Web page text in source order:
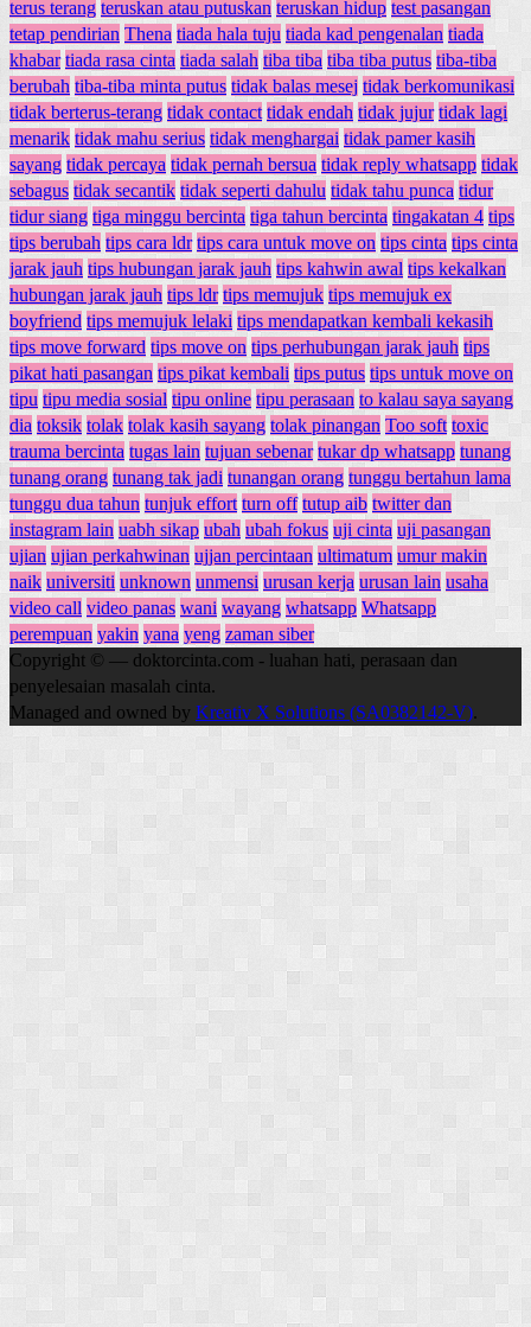
terus terang teruskan atau putuskan teruskan hidup test pasangan
tetap pendirian Thena tiada hala tuju tiada kad pengenalan tiada
khabar tiada rasa cinta tiada salah tiba tiba tiba tiba putus tiba-tiba
berubah tiba-tiba minta putus tidak balas mesej tidak berkomunikasi
tidak berterus-terang tidak contact tidak endah tidak jujur tidak lagi
menarik tidak mahu serius tidak menghargai tidak pamer kasih
sayang tidak percaya tidak pernah bersua tidak reply whatsapp tidak
sebagus tidak secantik tidak seperti dahulu tidak tahu punca tidur
tidur siang tiga minggu bercinta tiga tahun bercinta tingakatan 4 tips
tips berubah tips cara ldr tips cara untuk move on tips cinta tips cinta
jarak jauh tips hubungan jarak jauh tips kahwin awal tips kekalkan
hubungan jarak jauh tips ldr tips memujuk tips memujuk ex
boyfriend tips memujuk lelaki tips mendapatkan kembali kekasih
tips move forward tips move on tips perhubungan jarak jauh tips
pikat hati pasangan tips pikat kembali tips putus tips untuk move on
tipu tipu media sosial tipu online tipu perasaan to kalau saya sayang
dia toksik tolak tolak kasih sayang tolak pinangan Too soft toxic
trauma bercinta tugas lain tujuan sebenar tukar dp whatsapp tunang
tunang orang tunang tak jadi tunangan orang tunggu bertahun lama
tunggu dua tahun tunjuk effort turn off tutup aib twitter dan
instagram lain uabh sikap ubah ubah fokus uji cinta uji pasangan
ujian ujian perkahwinan ujjan percintaan ultimatum umur makin
naik universiti unknown unmensi urusan kerja urusan lain usaha
video call video panas wani wayang whatsapp Whatsapp
perempuan yakin yana yeng zaman siber
Copyright © — doktorcinta.com - luahan hati, perasaan dan
penyelesaian masalah cinta.
Managed and owned by Kreativ X Solutions (SA0382142-V).